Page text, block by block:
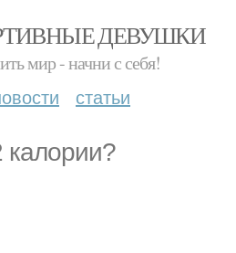
ДЕВУШКИ
мир - начни с себя!
статьи
калории?